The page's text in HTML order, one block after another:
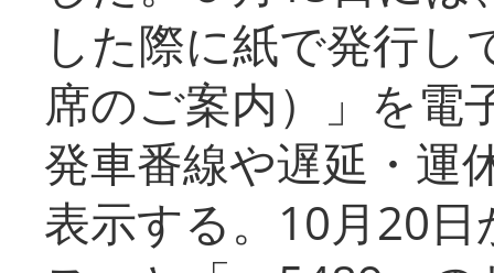
した際に紙で発行し
席のご案内）」を電
発車番線や遅延・運
表示する。10月20